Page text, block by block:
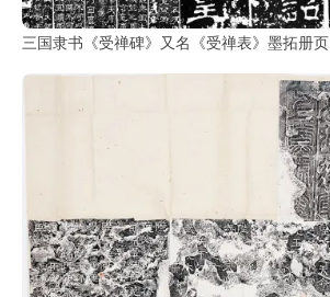
三国隶书《受禅碑》又名《受禅表》墨拓册页